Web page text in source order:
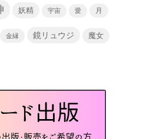
妖精 宇宙 愛 月
金縁 鏡リュウジ 魔女